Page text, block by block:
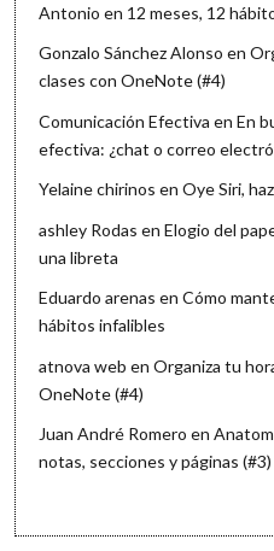
Antonio en 12 meses, 12
Gonzalo Sánchez Alonso en
clases con OneNote (#4)
Comunicación Efectiva enEn
efectiva: ¿chat o correo
Yelaine chirinos enOye Siri,
ashley Rodas enElogio del
una libreta
Eduardo arenas enCómo
hábitos infalibles
atnova web enOrganiza tu
OneNote (#4)
Juan André Romero en
notas, secciones y páginas (#3)